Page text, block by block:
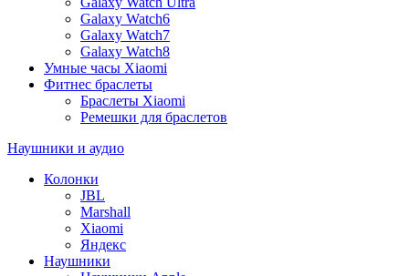
Galaxy Watch6
Galaxy Watch7
Galaxy Watch8
Умные часы Xiaomi
Фитнес браслеты
Браслеты Xiaomi
Ремешки для браслетов
Наушники и аудио
Колонки
JBL
Marshall
Xiaomi
Яндекс
Наушники